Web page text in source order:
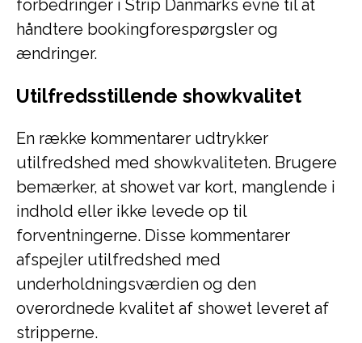
forbedringer i Strip Danmarks evne til at
håndtere bookingforespørgsler og
ændringer.
Utilfredsstillende showkvalitet
En række kommentarer udtrykker
utilfredshed med showkvaliteten. Brugere
bemærker, at showet var kort, manglende i
indhold eller ikke levede op til
forventningerne. Disse kommentarer
afspejler utilfredshed med
underholdningsværdien og den
overordnede kvalitet af showet leveret af
stripperne.